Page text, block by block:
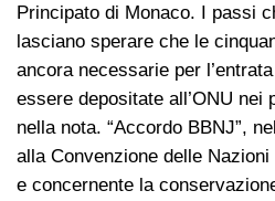
Principato di Monaco. I passi
lasciano sperare che le
ancora necessarie per
essere depositate all’ONU
nella nota. “Accordo BBNJ”,
alla Convenzione delle
e concernente la